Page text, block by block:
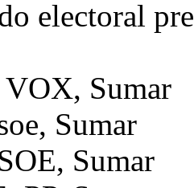
electoral
VOX, Sumar
Sumar
Sumar